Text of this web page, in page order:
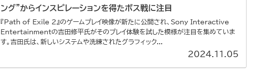
ング”からインスピレーションを得たボス戦に注目
『Path of Exile 2』のゲームプレイ映像が新たに公開され、Sony Interactive
Entertainmentの吉田修平氏がそのプレイ体験を試した模様が注目を集めていま
す。吉田氏は、新しいシステムや洗練されたグラフィック...
2024.11.05